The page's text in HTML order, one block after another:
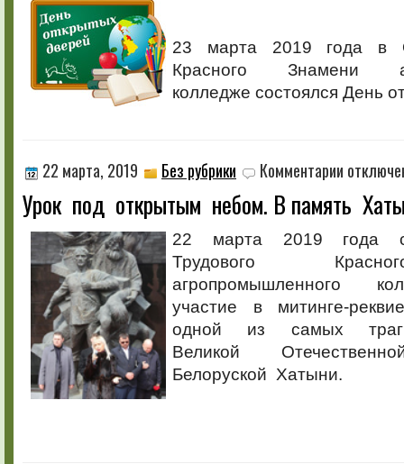
23 марта 2019 года в
Красного Знамени
колледже состоялся День
22 марта, 2019 Без рубрики Комментарии записи
Урок
под
небом.
В память
Урок под открытым небом. В память
22 марта 2019 года
Трудового
агропромышленного
участие в митинге-
одной из самых
Великой
Белоруской Хатыни.